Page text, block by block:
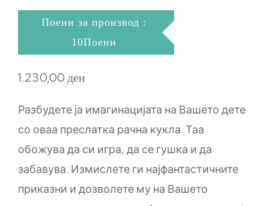
Поени за производ :
10Поени
1.230,00ден
Разбудете ја имагинацијата на Вашето дете
со оваа преслатка рачна кукла. Таа
обожува да си игра, да се гушка и да
забавува. Измислете ги најфантастичните
приказни и дозволете му на Вашето